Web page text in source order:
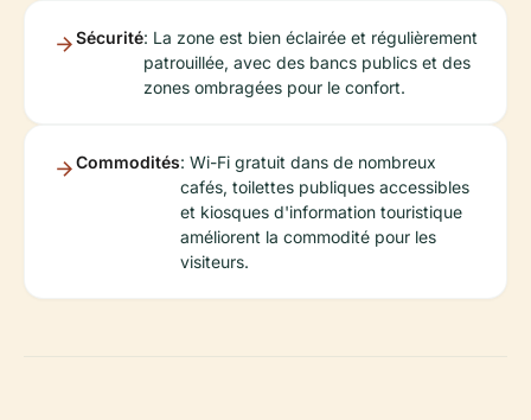
Sécurité: La zone est bien éclairée et régulièrement
patrouillée, avec des bancs publics et des
zones ombragées pour le confort.
Commodités: Wi-Fi gratuit dans de nombreux
cafés, toilettes publiques accessibles
et kiosques d'information touristique
améliorent la commodité pour les
visiteurs.